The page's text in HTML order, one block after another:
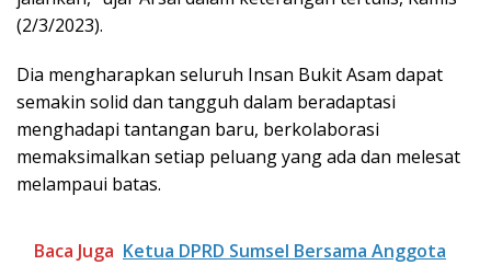
(2/3/2023).
Dia mengharapkan seluruh Insan Bukit Asam dapat
semakin solid dan tangguh dalam beradaptasi
menghadapi tantangan baru, berkolaborasi
memaksimalkan setiap peluang yang ada dan melesat
melampaui batas.
Baca Juga Ketua DPRD Sumsel Bersama Anggota